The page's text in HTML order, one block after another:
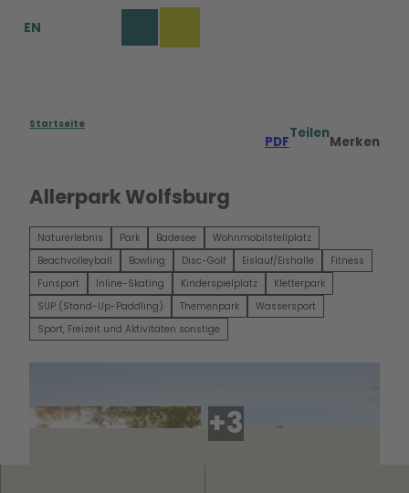
EN
Startseite
PDF
Teilen
Merken
Allerpark Wolfsburg
Naturerlebnis Park Badesee
Wohnmobilstellplatz
Beachvolleyball
Bowling Disc-Golf Eislauf/Eishalle
Fitness
Funsport
Inline-Skating Kinderspielplatz
Kletterpark
SUP (Stand-Up-Paddling)
Themenpark
Wassersport
Sport, Freizeit und Aktivitäten sonstige